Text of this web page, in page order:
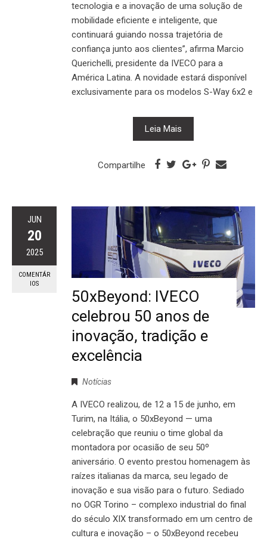
tecnologia e a inovação de uma solução de
mobilidade eficiente e inteligente, que
continuará guiando nossa trajetória de
confiança junto aos clientes”, afirma Marcio
Querichelli, presidente da IVECO para a
América Latina. A novidade estará disponível
exclusivamente para os modelos S-Way 6x2 e
Leia Mais
Compartilhe
JUN
20
2025
COMENTÁR
IOS
50xBeyond: IVECO
celebrou 50 anos de
inovação, tradição e
excelência
Notícias
A IVECO realizou, de 12 a 15 de junho, em
Turim, na Itália, o 50xBeyond — uma
celebração que reuniu o time global da
montadora por ocasião de seu 50º
aniversário. O evento prestou homenagem às
raízes italianas da marca, seu legado de
inovação e sua visão para o futuro. Sediado
no OGR Torino – complexo industrial do final
do século XIX transformado em um centro de
cultura e inovação – o 50xBeyond recebeu